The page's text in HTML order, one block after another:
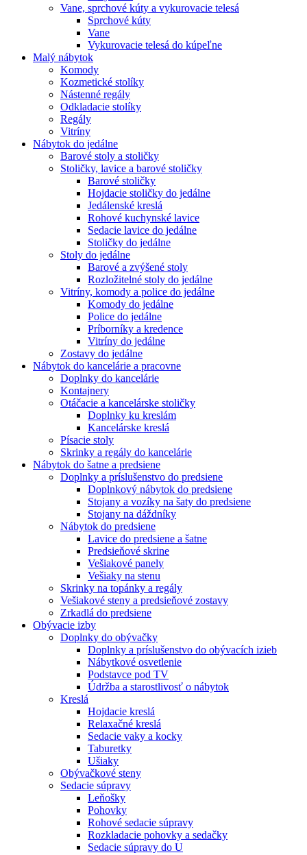
Vane, sprchové kúty a vykurovacie telesá
Sprchové kúty
Vane
Vykurovacie telesá do kúpeľne
Malý nábytok
Komody
Kozmetické stolíky
Nástenné regály
Odkladacie stolíky
Regály
Vitríny
Nábytok do jedálne
Barové stoly a stoličky
Stoličky, lavice a barové stoličky
Barové stoličky
Hojdacie stoličky do jedálne
Jedálenské kreslá
Rohové kuchynské lavice
Sedacie lavice do jedálne
Stoličky do jedálne
Stoly do jedálne
Barové a zvýšené stoly
Rozložitelné stoly do jedálne
Vitríny, komody a police do jedálne
Komody do jedálne
Police do jedálne
Príborníky a kredence
Vitríny do jedálne
Zostavy do jedálne
Nábytok do kancelárie a pracovne
Doplnky do kancelárie
Kontajnery
Otáčacie a kancelárske stoličky
Doplnky ku kreslám
Kancelárske kreslá
Písacie stoly
Skrinky a regály do kancelárie
Nábytok do šatne a predsiene
Doplnky a príslušenstvo do predsiene
Doplnkový nábytok do predsiene
Stojany a vozíky na šaty do predsiene
Stojany na dáždníky
Nábytok do predsiene
Lavice do predsiene a šatne
Predsieňové skrine
Vešiakové panely
Vešiaky na stenu
Skrinky na topánky a regály
Vešiakové steny a predsieňové zostavy
Zrkadlá do predsiene
Obývacie izby
Doplnky do obývačky
Doplnky a príslušenstvo do obývacích izieb
Nábytkové osvetlenie
Podstavce pod TV
Údržba a starostlivosť o nábytok
Kreslá
Hojdacie kreslá
Relaxačné kreslá
Sedacie vaky a kocky
Taburetky
Ušiaky
Obývačkové steny
Sedacie súpravy
Leňošky
Pohovky
Rohové sedacie súpravy
Rozkladacie pohovky a sedačky
Sedacie súpravy do U